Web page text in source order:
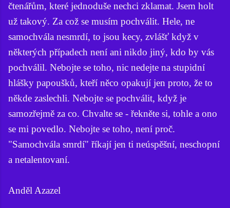
čtenářům, které jednoduše nechci zklamat. Jsem holt
už takový. Za což se musím pochválit. Hele, ne
samochvála nesmrdí, to jsou kecy, zvlášť když v
některých případech není ani nikdo jiný, kdo by vás
pochválil. Nebojte se toho, nic nedejte na stupidní
hlášky papoušků, kteří něco opakují jen proto, že to
někde zaslechli. Nebojte se pochválit, když je
samozřejmě za co. Chvalte se - řekněte si, tohle a ono
se mi povedlo. Nebojte se toho, není proč.
"Samochvála smrdí" říkají jen ti neúspěšní, neschopní
a netalentovaní.
Anděl Azazel